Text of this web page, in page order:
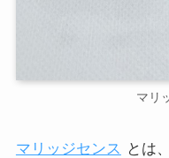
マリ
マリッジセンス とは、